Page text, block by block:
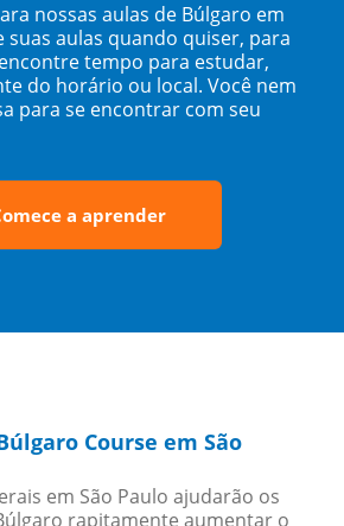
nossas aulas de Búlgaro em
suas aulas quando quiser, para
tempo para estudar,
do horário ou local. Você nem
para se encontrar com seu
a aprender
Course em São
em São Paulo ajudarão os
rapitamente aumentar o